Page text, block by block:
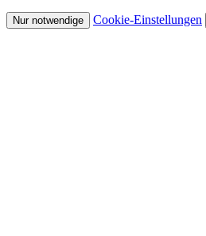
Nur notwendige Cookie-Einstellungen